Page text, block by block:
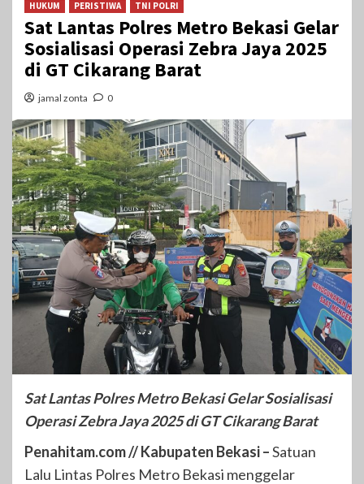
HUKUM PERISTIWA TNI POLRI
Sat Lantas Polres Metro Bekasi Gelar
Sosialisasi Operasi Zebra Jaya 2025
di GT Cikarang Barat
jamal zonta 0
Sat Lantas Polres Metro Bekasi Gelar Sosialisasi
Operasi Zebra Jaya 2025 di GT Cikarang Barat
Penahitam.com // Kabupaten Bekasi –Satuan
Lalu Lintas Polres Metro Bekasi menggelar